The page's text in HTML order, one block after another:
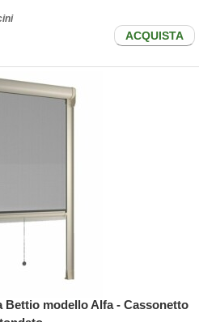
ACQUISTA
Bettio modello Alfa - Cassonetto